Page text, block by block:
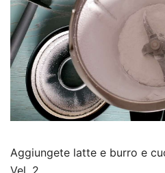
Aggiungete latte e burro e